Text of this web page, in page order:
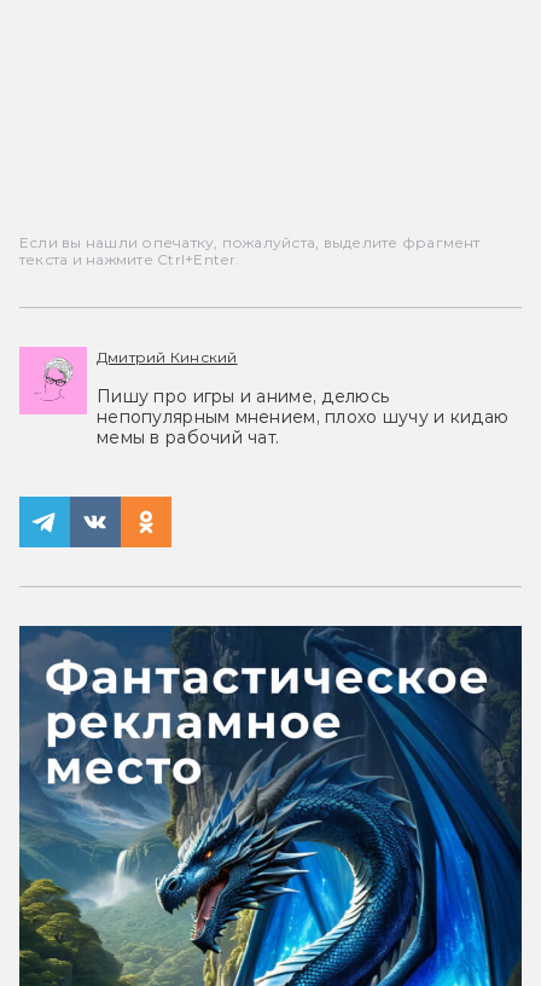
Если вы нашли опечатку, пожалуйста, выделите фрагмент
текста и нажмите Ctrl+Enter.
Дмитрий Кинский
Пишу про игры и аниме, делюсь
непопулярным мнением, плохо шучу и кидаю
мемы в рабочий чат.